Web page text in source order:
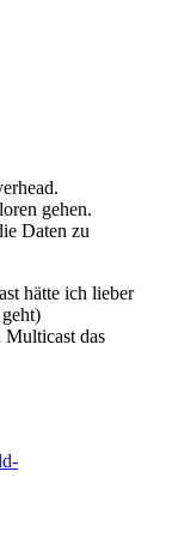
gehen.
Daten zu
hätte ich lieber
das